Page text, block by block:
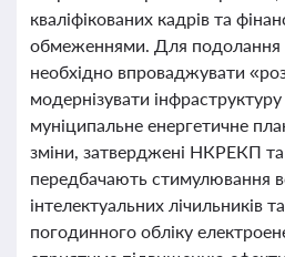
кваліфікованих кадрів та
обмеженнями. Для подолання
необхідно впроваджувати
модернізувати
муніципальне енергетичне
зміни, затверджені НКРЕКП
передбачають стимулювання
інтелектуальних лічильників
погодинного обліку